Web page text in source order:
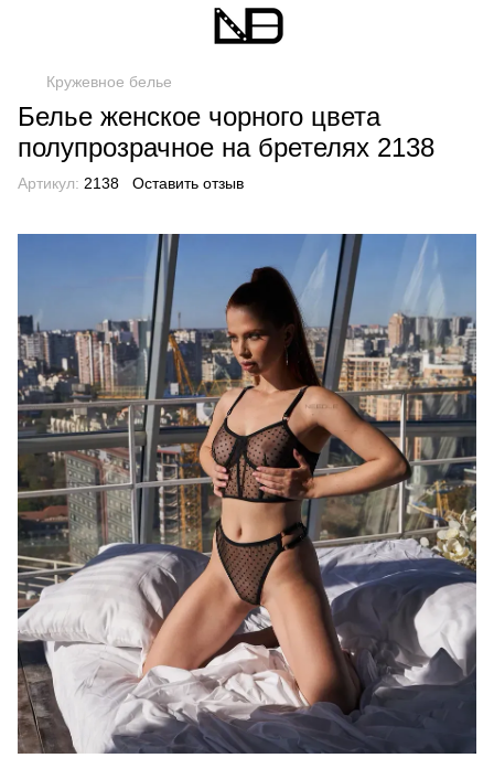
Кружевное белье
Белье женское чорного цвета
полупрозрачное на бретелях 2138
Артикул: 2138 Оставить отзыв